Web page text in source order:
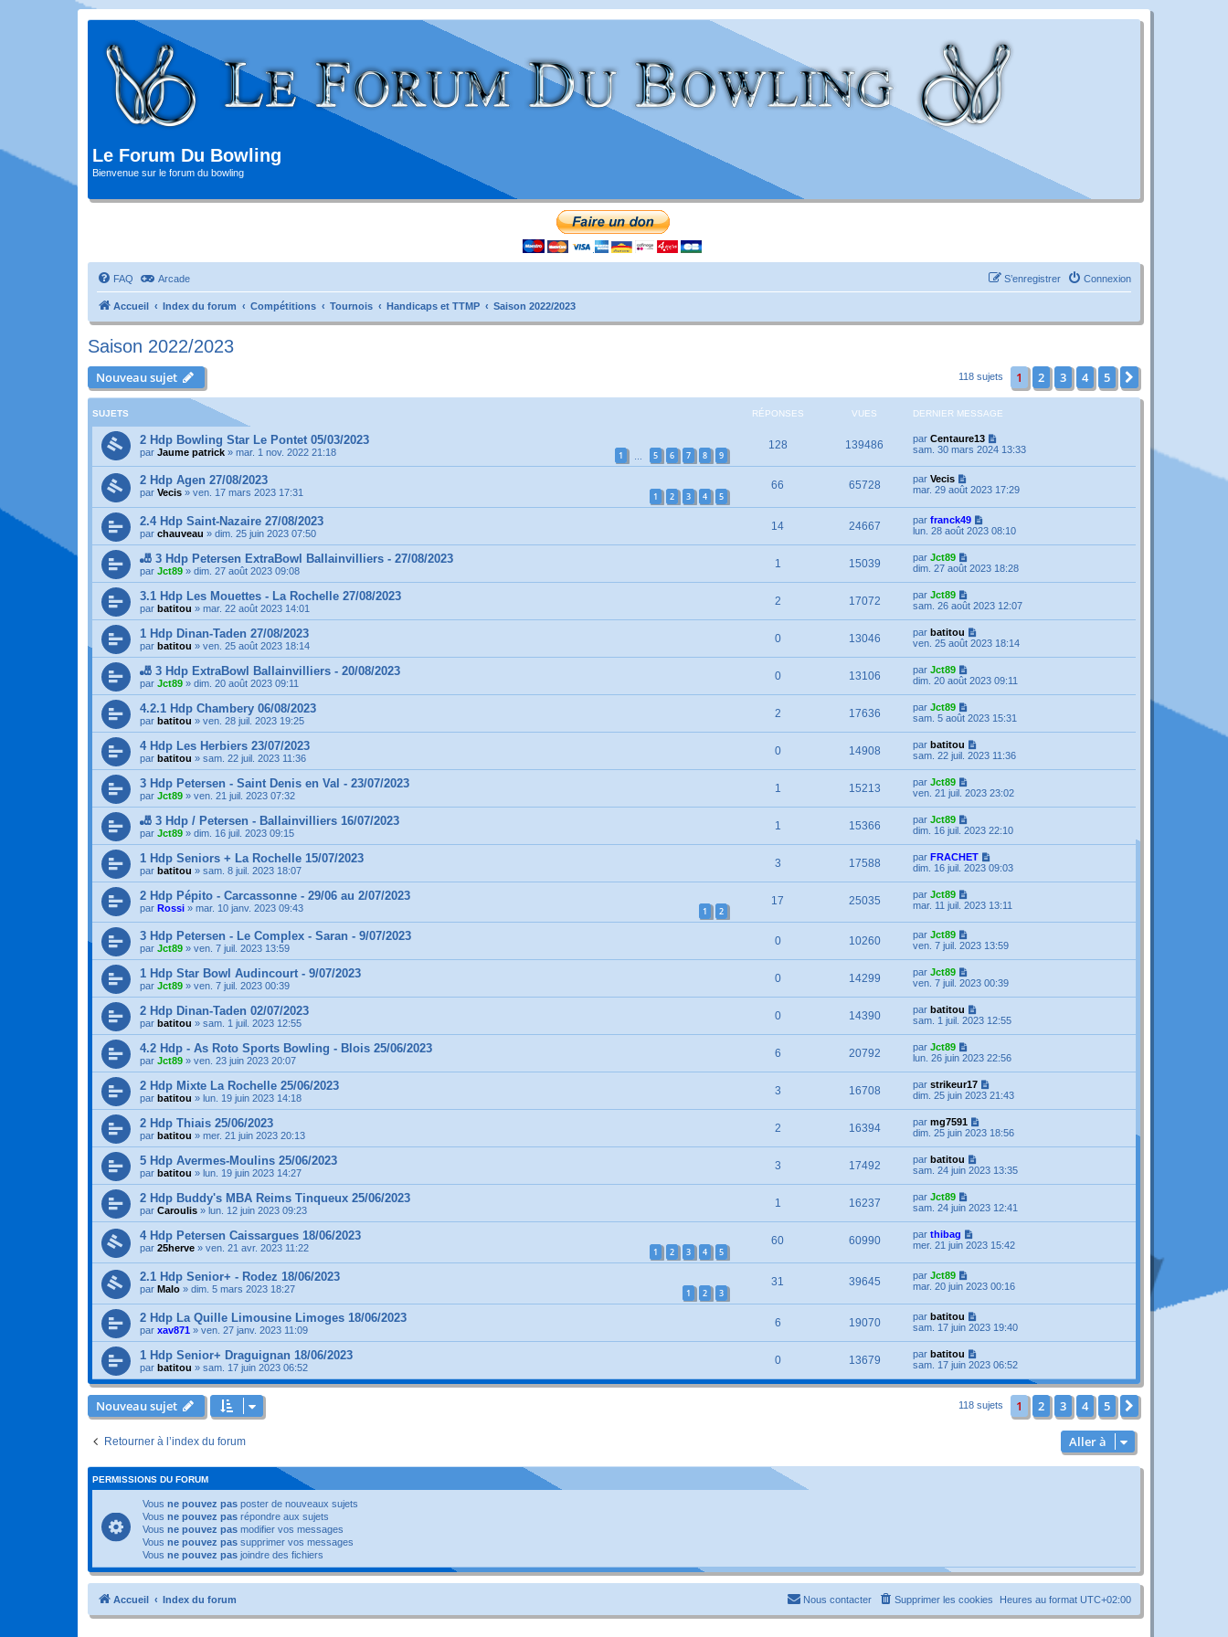
Le Forum Du Bowling
Bienvenue sur le forum du bowling
FAQ Arcade Connexion
S’enregistrer
Accueil Index du forum Compétitions Tournois Handicaps et TTMP Saison 2022/2023
Saison 2022/2023
Nouveau sujet 118 sujets 1 2 3 4 5
SUJETS RÉPONSES VUES DERNIER MESSAGE
2 Hdp Bowling Star Le Pontet 05/03/2023
par Jaume patrick » mar. 1 nov. 2022 21:18 1 5 6 7 8 9
128 139486 par Centaure13
sam. 30 mars 2024 13:33
2 Hdp Agen 27/08/2023
par Vecis » ven. 17 mars 2023 17:31 1 2 3 4 5
66 65728 par Vecis
mar. 29 août 2023 17:29
2.4 Hdp Saint-Nazaire 27/08/2023
par chauveau » dim. 25 juin 2023 07:50
14 24667 par franck49
lun. 28 août 2023 08:10
🎳 3 Hdp Petersen ExtraBowl Ballainvilliers - 27/08/2023
par Jct89 » dim. 27 août 2023 09:08
1 15039 par Jct89
dim. 27 août 2023 18:28
3.1 Hdp Les Mouettes - La Rochelle 27/08/2023
par batitou » mar. 22 août 2023 14:01
2 17072 par Jct89
sam. 26 août 2023 12:07
1 Hdp Dinan-Taden 27/08/2023
par batitou » ven. 25 août 2023 18:14
0 13046 par batitou
ven. 25 août 2023 18:14
🎳 3 Hdp ExtraBowl Ballainvilliers - 20/08/2023
par Jct89 » dim. 20 août 2023 09:11
0 13106 par Jct89
dim. 20 août 2023 09:11
4.2.1 Hdp Chambery 06/08/2023
par batitou » ven. 28 juil. 2023 19:25
2 17636 par Jct89
sam. 5 août 2023 15:31
4 Hdp Les Herbiers 23/07/2023
par batitou » sam. 22 juil. 2023 11:36
0 14908 par batitou
sam. 22 juil. 2023 11:36
3 Hdp Petersen - Saint Denis en Val - 23/07/2023
par Jct89 » ven. 21 juil. 2023 07:32
1 15213 par Jct89
ven. 21 juil. 2023 23:02
🎳 3 Hdp / Petersen - Ballainvilliers 16/07/2023
par Jct89 » dim. 16 juil. 2023 09:15
1 15366 par Jct89
dim. 16 juil. 2023 22:10
1 Hdp Seniors + La Rochelle 15/07/2023
par batitou » sam. 8 juil. 2023 18:07
3 17588 par FRACHET
dim. 16 juil. 2023 09:03
2 Hdp Pépito - Carcassonne - 29/06 au 2/07/2023
par Rossi » mar. 10 janv. 2023 09:43 1 2
17 25035 par Jct89
mar. 11 juil. 2023 13:11
3 Hdp Petersen - Le Complex - Saran - 9/07/2023
par Jct89 » ven. 7 juil. 2023 13:59
0 10260 par Jct89
ven. 7 juil. 2023 13:59
1 Hdp Star Bowl Audincourt - 9/07/2023
par Jct89 » ven. 7 juil. 2023 00:39
0 14299 par Jct89
ven. 7 juil. 2023 00:39
2 Hdp Dinan-Taden 02/07/2023
par batitou » sam. 1 juil. 2023 12:55
0 14390 par batitou
sam. 1 juil. 2023 12:55
4.2 Hdp - As Roto Sports Bowling - Blois 25/06/2023
par Jct89 » ven. 23 juin 2023 20:07
6 20792 par Jct89
lun. 26 juin 2023 22:56
2 Hdp Mixte La Rochelle 25/06/2023
par batitou » lun. 19 juin 2023 14:18
3 16708 par strikeur17
dim. 25 juin 2023 21:43
2 Hdp Thiais 25/06/2023
par batitou » mer. 21 juin 2023 20:13
2 16394 par mg7591
dim. 25 juin 2023 18:56
5 Hdp Avermes-Moulins 25/06/2023
par batitou » lun. 19 juin 2023 14:27
3 17492 par batitou
sam. 24 juin 2023 13:35
2 Hdp Buddy's MBA Reims Tinqueux 25/06/2023
par Caroulis » lun. 12 juin 2023 09:23
1 16237 par Jct89
sam. 24 juin 2023 12:41
4 Hdp Petersen Caissargues 18/06/2023
par 25herve » ven. 21 avr. 2023 11:22 1 2 3 4 5
60 60990 par thibag
mer. 21 juin 2023 15:42
2.1 Hdp Senior+ - Rodez 18/06/2023
par Malo » dim. 5 mars 2023 18:27 1 2 3
31 39645 par Jct89
mar. 20 juin 2023 00:16
2 Hdp La Quille Limousine Limoges 18/06/2023
par xav871 » ven. 27 janv. 2023 11:09
6 19070 par batitou
sam. 17 juin 2023 19:40
1 Hdp Senior+ Draguignan 18/06/2023
par batitou » sam. 17 juin 2023 06:52
0 13679 par batitou
sam. 17 juin 2023 06:52
Nouveau sujet 118 sujets 1 2 3 4 5
Retourner à l’index du forum Aller à
PERMISSIONS DU FORUM
Vous ne pouvez pas poster de nouveaux sujets
Vous ne pouvez pas répondre aux sujets
Vous ne pouvez pas modifier vos messages
Vous ne pouvez pas supprimer vos messages
Vous ne pouvez pas joindre des fichiers
Accueil Index du forum Heures au format UTC+02:00
Supprimer les cookies
Nous contacter